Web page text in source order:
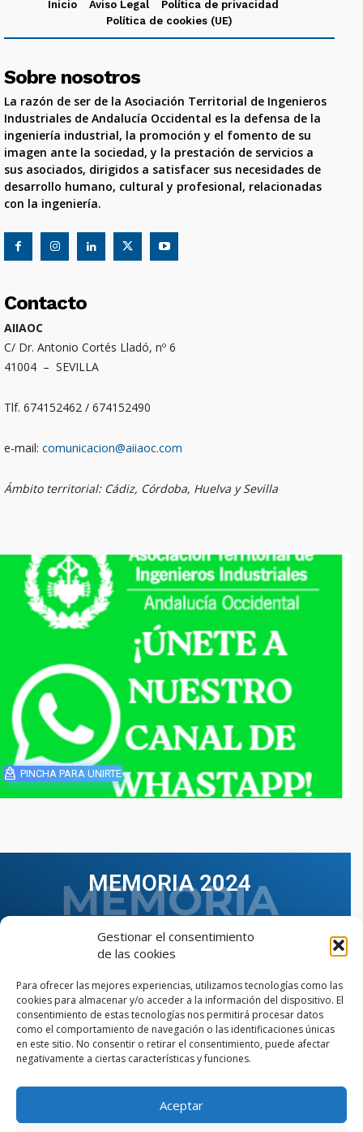
Gestionar el consentimiento
de las cookies
Para ofrecer las mejores experiencias, utilizamos tecnologías como las
cookies para almacenar y/o acceder a la información del dispositivo. El
consentimiento de estas tecnologías nos permitirá procesar datos
como el comportamiento de navegación o las identificaciones únicas
en este sitio. No consentir o retirar el consentimiento, puede afectar
negativamente a ciertas características y funciones.
Aceptar
Inicio Aviso Legal
Política de privacidad
Política de cookies (UE)
Sobre nosotros
La razón de ser de la Asociación Territorial de Ingenieros
Industriales de Andalucía Occidental es la defensa de la
ingeniería industrial, la promoción y el fomento de su
imagen ante la sociedad, y la prestación de servicios a
sus asociados, dirigidos a satisfacer sus necesidades de
desarrollo humano, cultural y profesional, relacionadas
con la ingeniería.
Contacto
AIIAOC
C/ Dr. Antonio Cortés Lladó, nº 6
41004 – SEVILLA
Tlf. 674152462 / 674152490
e-mail: comunicacion@aiiaoc.com
Ámbito territorial: Cádiz, Córdoba, Huelva y Sevilla
PINCHA PARA UNIRTE
MEMORIA 2024
VER TODAS LAS MEMORIAS